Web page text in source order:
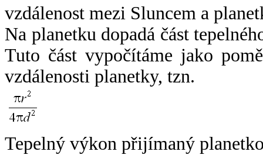
vzdálenost mezi Sluncem a
Na planetku dopadá část
Tuto část vypočítáme jako
vzdálenosti planetky, tzn.
Tepelný výkon přijímaný